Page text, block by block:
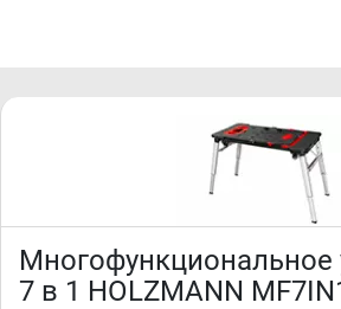
• транспортная тележка
• быстрая и лёгкая смена функций
• электрощит
• универсальность применения
• прочная и устойчивая конструкция
Многофункциональное
7 в 1 HOLZMANN